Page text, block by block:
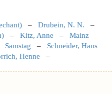
– Drubein, N. N. –
– Kitz, Anne – Mainz
Samstag – Schneider, Hans
Henne –